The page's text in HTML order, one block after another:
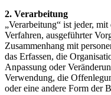
2. Verarbeitung
„Verarbeitung“ ist jeder,
Verfahren, ausgeführter
Zusammenhang mit
das Erfassen, die
Anpassung oder
Verwendung, die
oder eine andere Form der